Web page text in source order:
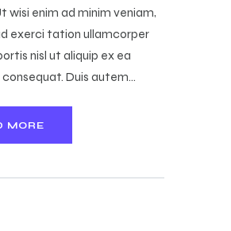
wisi enim ad minim veniam,
exerci tation ullamcorper
nisl ut aliquip ex ea
Duis autem…
MORE